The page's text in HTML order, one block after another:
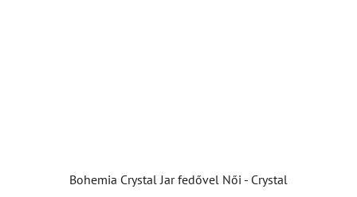
Bohemia Crystal Jar fedővel Női - Crystal